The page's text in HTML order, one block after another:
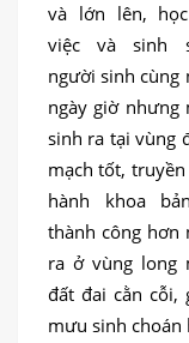
và lớn lên,
việc và sinh
người sinh cùng
ngày giờ nhưng
sinh ra tại vùng
mạch tốt,
hành khoa
thành công hơn
ra ở vùng long
đất đai cằn cỗi,
mưu sinh